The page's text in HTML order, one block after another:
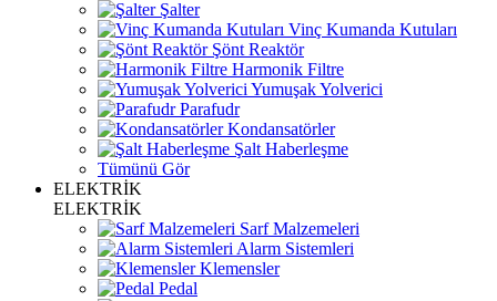
Şalter
Vinç Kumanda Kutuları
Şönt Reaktör
Harmonik Filtre
Yumuşak Yolverici
Parafudr
Kondansatörler
Şalt Haberleşme
Tümünü Gör
ELEKTRİK
ELEKTRİK
Sarf Malzemeleri
Alarm Sistemleri
Klemensler
Pedal